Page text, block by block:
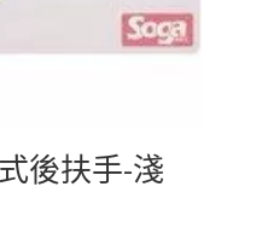
後扶手-淺